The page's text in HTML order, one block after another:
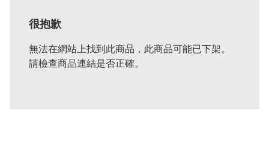
很抱歉
無法在網站上找到此商品，此商品可能已下架。
請檢查商品連結是否正確。